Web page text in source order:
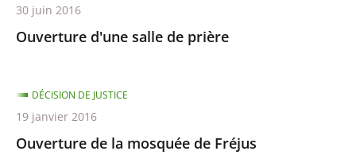
Ouverture d'une salle de prière
30 juin 2016
Ouverture de la mosquée de Fréjus
DÉCISION DE JUSTICE
19 janvier 2016